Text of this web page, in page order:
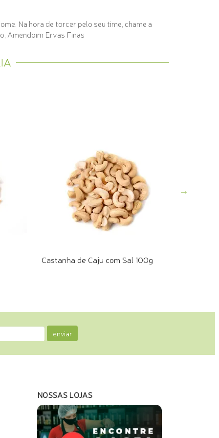
Na hora de torcer pelo seu time, chame a
Amendoim Ervas Finas
Castanha de Caju com Sal 100g
enviar
NOSSAS LOJAS